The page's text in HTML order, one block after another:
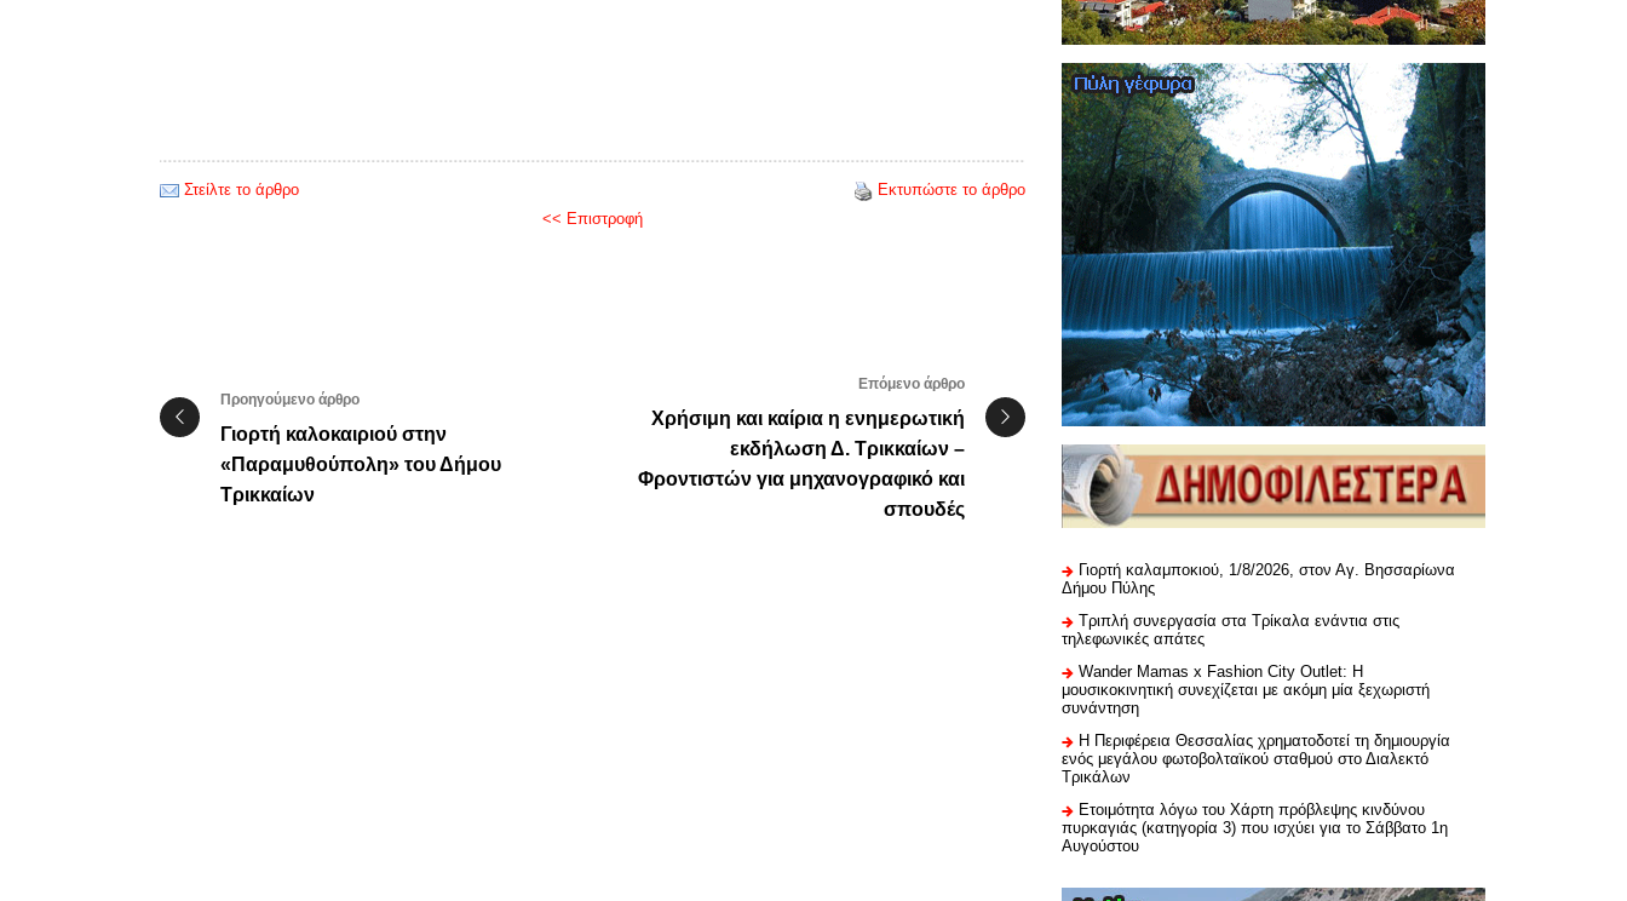
Στείλτε το άρθρο
Εκτυπώστε το άρθρο
<< Επιστροφή
Προηγούμενο άρθρο
Γιορτή καλοκαιριού στην
«Παραμυθούπολη» του Δήμου
Τρικκαίων
Επόμενο άρθρο
Χρήσιμη και καίρια η ενημερωτική
εκδήλωση Δ. Τρικκαίων –
Φροντιστών για μηχανογραφικό και
σπουδές
Γιορτή καλαμποκιού, 1/8/2026, στον Αγ. Βησσαρίωνα
Δήμου Πύλης
Τριπλή συνεργασία στα Τρίκαλα ενάντια στις
τηλεφωνικές απάτες
Wander Mamas x Fashion City Outlet: Η
μουσικοκινητική συνεχίζεται με ακόμη μία ξεχωριστή
συνάντηση
H Περιφέρεια Θεσσαλίας χρηματοδοτεί τη δημιουργία
ενός μεγάλου φωτοβολταϊκού σταθμού στο Διαλεκτό
Τρικάλων
Ετοιμότητα λόγω του Χάρτη πρόβλεψης κινδύνου
πυρκαγιάς (κατηγορία 3) που ισχύει για το Σάββατο 1η
Αυγούστου